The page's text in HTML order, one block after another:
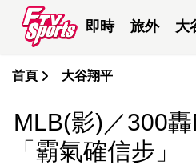
即時 旅外 大
首頁 大谷翔平
MLB(影)／300
「霸氣確信步